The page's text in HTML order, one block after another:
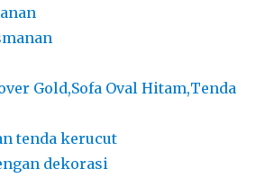
Gold,Sofa Oval Hitam,Tenda
tenda kerucut
dekorasi